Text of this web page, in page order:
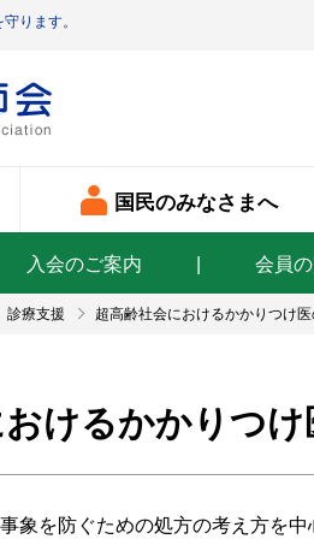
ります。
国民のみなさまへ
入会のご案内 会員
診療支援 超高齢社会におけるかかりつけ
けるかかりつ
象を防ぐための処方の考え方を